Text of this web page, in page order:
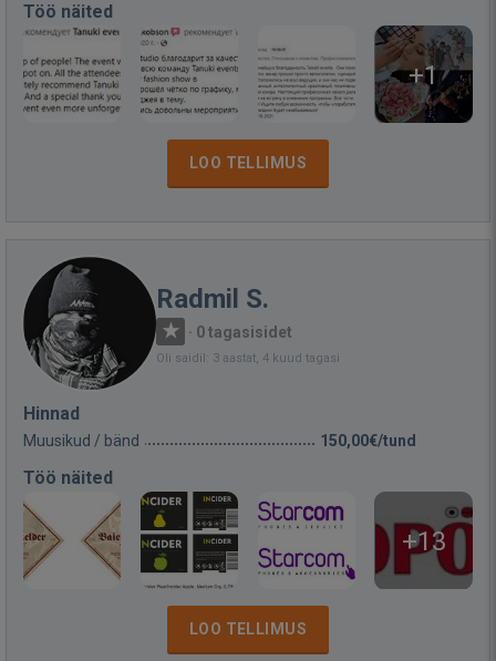
Töö näited
+1
LOO TELLIMUS
Radmil S.
· 0 tagasisidet
Oli saidil: 3 aastat, 4 kuud tagasi
Hinnad
Muusikud / bänd 150,00€/tund
Töö näited
+13
LOO TELLIMUS